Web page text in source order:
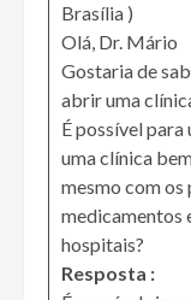
Brasília )
Olá, Dr. Mário
Gostaria de
abrir uma
É possível
uma clínica
mesmo com os
medicamentos
hospitais?
Resposta :